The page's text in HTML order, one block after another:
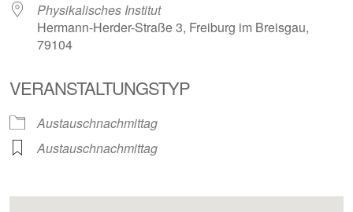
Physikalisches Institut
Hermann-Herder-Straße 3, Freiburg im Breisgau,
79104
VERANSTALTUNGSTYP
Austauschnachmittag
Austauschnachmittag